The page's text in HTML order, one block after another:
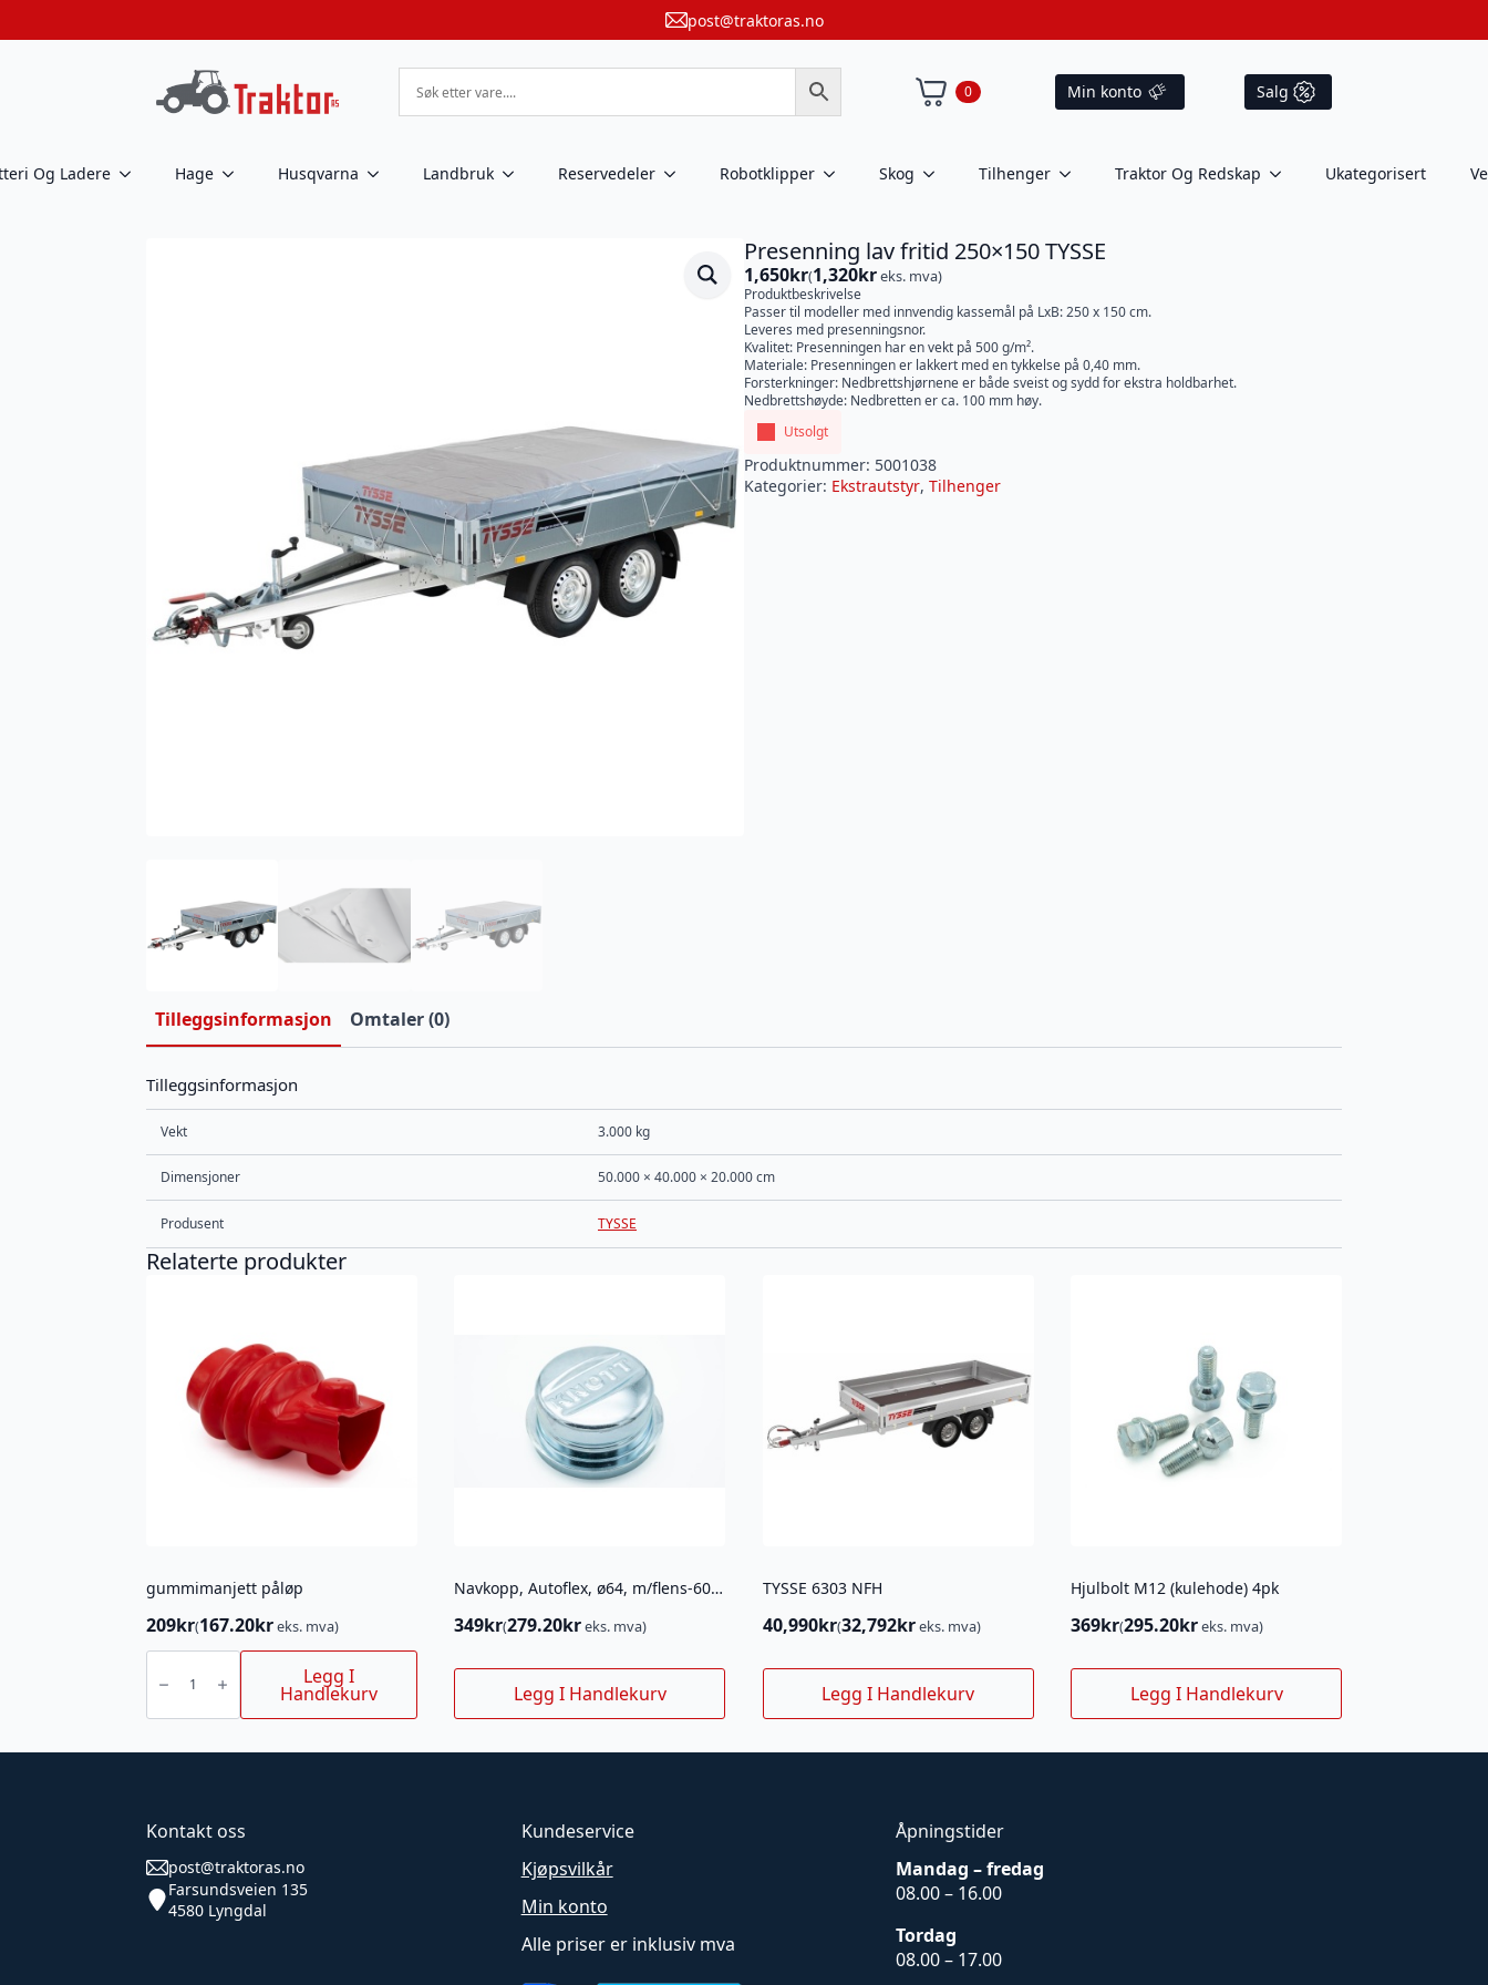
post@traktoras.no
0 Min konto Salg
Og Ladere Hage Husqvarna Landbruk Reservedeler Robotklipper Skog Tilhenger Traktor Og Redskap Ukategorisert
Presenning lav fritid 250×150 TYSSE
1,650kr(1,320kreks. mva)
Produktbeskrivelse
Passer til modeller med innvendig kassemål på LxB: 250 x 150 cm.
Leveres med presenningsnor.
Kvalitet: Presenningen har en vekt på 500 g/m².
Materiale: Presenningen er lakkert med en tykkelse på 0,40 mm.
Forsterkninger: Nedbrettshjørnene er både sveist og sydd for ekstra holdbarhet.
Nedbrettshøyde: Nedbretten er ca. 100 mm høy.
Utsolgt
Produktnummer: 5001038
Kategorier: Ekstrautstyr, Tilhenger
Tilleggsinformasjon Omtaler (0)
Tilleggsinformasjon
Vekt 3.000 kg
Dimensjoner 50.000 × 40.000 × 20.000 cm
Produsent TYSSE
Relaterte produkter
gummimanjett påløp
209kr(167.20kreks. mva)
gummimanjett
antall Legg I
Handlekurv
Navkopp, Autoflex, ø64, m/flens-6001a/6004a
349kr(279.20kreks. mva)
Legg I Handlekurv
TYSSE 6303 NFH
40,990kr(32,792kreks. mva)
Legg I Handlekurv
Hjulbolt M12 (kulehode) 4pk
369kr(295.20kreks. mva)
Legg I Handlekurv
Kontakt oss
post@traktoras.no
Farsundsveien 135
4580 Lyngdal
Kundeservice
Kjøpsvilkår
Min konto
Alle priser er inklusiv mva
Åpningstider
Mandag – fredag
08.00 – 16.00
Tordag
08.00 – 17.00